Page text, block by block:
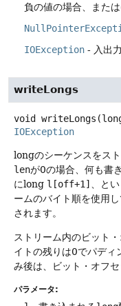
負の値の場合、または
IOException - 入出
writeLongs
void writeLongs
IOException
longのシーケンスをス
lenが0の場合、何も書
にlong l[off+1] 、と
ームのバイト順を使用
されます。
ストリーム内のビット
イトの残りは0でパディ
み後は、ビット・オフセ
パラメータ: